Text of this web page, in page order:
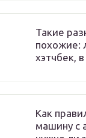
Такие
похожие:
хэтчбек,
Как
машину с